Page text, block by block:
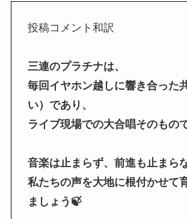
投稿コメント和訳
三連のプラチナは、
毎回イヤホン越しに響き合った
い）であり、
ライブ現場での大合唱そのもの
音楽は止まらず、前進も止まらな
私たちの声を大地に根付かせて
ましょう🍃